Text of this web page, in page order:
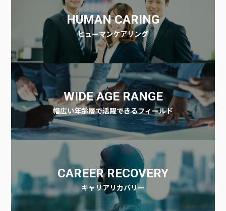
HUMAN CARING
ヒューマンケアリング
WIDE AGE RANGE
幅広い年齢層で活躍できるフィールド
CAREER RECOVERY
キャリアリカバリー